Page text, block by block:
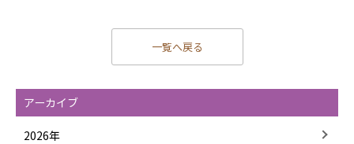
一覧へ戻る
アーカイブ
2026年